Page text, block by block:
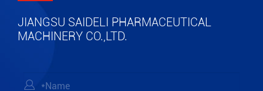
JIANGSU SAIDELI PHARMACEUTICAL
MACHINERY CO.,LTD.
